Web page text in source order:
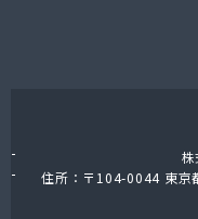
岩谷産業(株) 横須
住所：〒104-0044 東京